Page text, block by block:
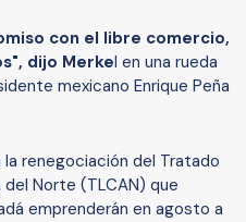
con el libre comercio,
dijo Merkel en una rueda
mexicano Enrique Peña
renegociación del Tratado
Norte (TLCAN) que
emprenderán en agosto a